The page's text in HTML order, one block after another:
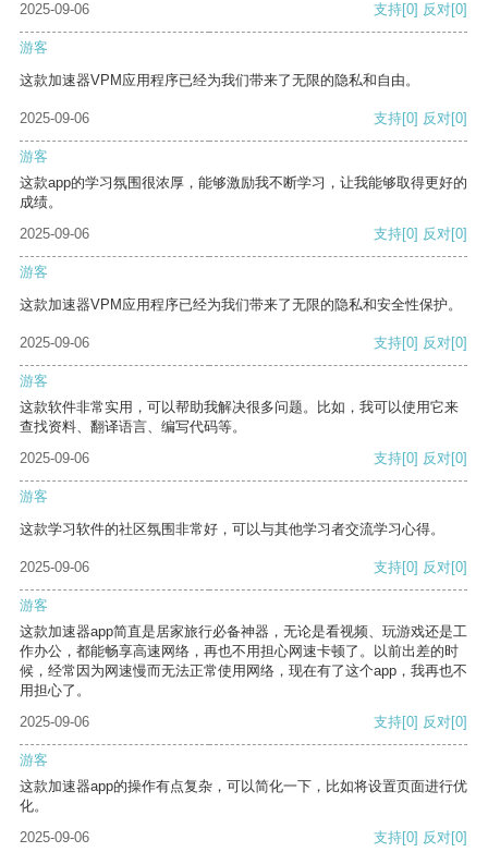
2025-09-06
支持[0] 反对[0]
游客
这款加速器VPM应用程序已经为我们带来了无限的隐私和自由。
2025-09-06 支持[0] 反对[0]
游客
这款app的学习氛围很浓厚，能够激励我不断学习，让我能够取得更好的
成绩。
2025-09-06
支持[0] 反对[0]
游客
这款加速器VPM应用程序已经为我们带来了无限的隐私和安全性保护。
2025-09-06 支持[0] 反对[0]
游客
这款软件非常实用，可以帮助我解决很多问题。比如，我可以使用它来
查找资料、翻译语言、编写代码等。
2025-09-06
支持[0] 反对[0]
游客
这款学习软件的社区氛围非常好，可以与其他学习者交流学习心得。
2025-09-06 支持[0] 反对[0]
游客
这款加速器app简直是居家旅行必备神器，无论是看视频、玩游戏还是工
作办公，都能畅享高速网络，再也不用担心网速卡顿了。以前出差的时
候，经常因为网速慢而无法正常使用网络，现在有了这个app，我再也不
用担心了。
2025-09-06
支持[0] 反对[0]
游客
这款加速器app的操作有点复杂，可以简化一下，比如将设置页面进行优
化。
2025-09-06
支持[0] 反对[0]